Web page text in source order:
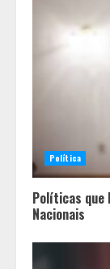
Política
Políticas que
Nacionais